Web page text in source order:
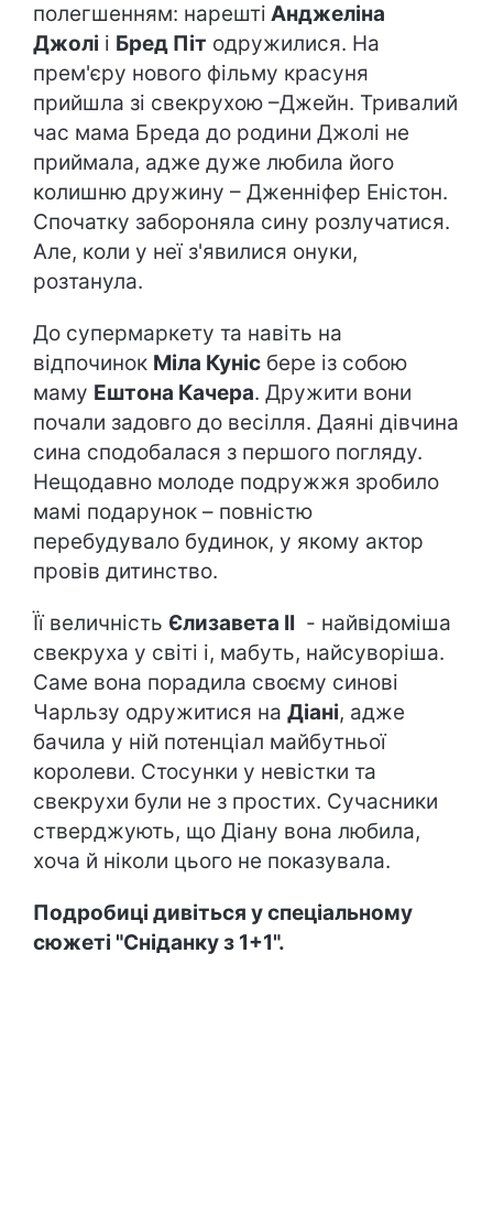
полегшенням: нарешті Анджеліна
Джолі і Бред Піт одружилися. На
прем'єру нового фільму красуня
прийшла зі свекрухою –Джейн. Тривалий
час мама Бреда до родини Джолі не
приймала, адже дуже любила його
колишню дружину – Дженніфер Еністон.
Спочатку забороняла сину розлучатися.
Але, коли у неї з'явилися онуки,
розтанула.
До супермаркету та навіть на
відпочинок Міла Куніс бере із собою
маму Ештона Качера. Дружити вони
почали задовго до весілля. Даяні дівчина
сина сподобалася з першого погляду.
Нещодавно молоде подружжя зробило
мамі подарунок – повністю
перебудувало будинок, у якому актор
провів дитинство.
Її величність Єлизавета II - найвідоміша
свекруха у світі і, мабуть, найсуворіша.
Саме вона порадила своєму синові
Чарльзу одружитися на Діані, адже
бачила у ній потенціал майбутньої
королеви. Стосунки у невістки та
свекрухи були не з простих. Сучасники
стверджують, що Діану вона любила,
хоча й ніколи цього не показувала.
Подробиці дивіться у спеціальному
сюжеті "Сніданку з 1+1".